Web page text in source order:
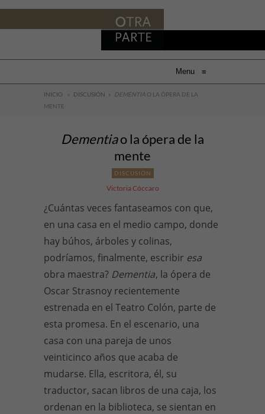
Menu ≡
INICIO » DISCUSIÓN » DEMENTIA O LA ÓPERA DE LA
MENTE
Dementiao la ópera de la
mente
DISCUSIÓN
Victoria Cóccaro
¿Cuántas veces fantaseamos con que,
en una casa en el medio campo, donde
hay búhos, árboles y colinas,
podríamos, finalmente, escribir esa
obra maestra? Dementia, la ópera de
Oscar Strasnoy recientemente
estrenada en el Teatro Colón, parte de
esta promesa. En el escenario, una
casa con una pareja de unos
veinticinco años que acaba de
mudarse. Ella, escritora, él, su
traductor, sacan libros de una caja, los
ordenan en la biblioteca, se sientan en